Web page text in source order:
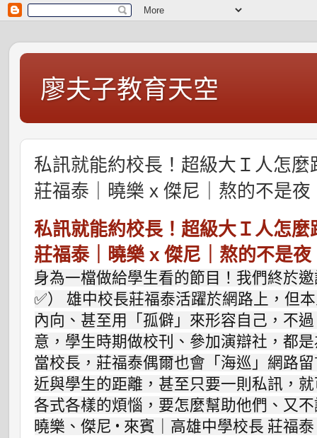
廖夫子教育天空
私訊就能約校長！超級大Ｉ人怎
莊福泰｜曉樂 x 傑尼｜熬的不是夜
私訊就能約校長！超級大Ｉ人怎
莊福泰｜曉樂 x 傑尼｜熬的不是
身為一檔做給學生看的節目！我們終於
✅） 雄中校長莊福泰活躍於網路上，但
內向、甚至用「孤僻」來形容自己，不
意，學生時期做校刊、參加演辯社，都
當校長，莊福泰偶爾也會「海巡」網路
近與學生的距離，甚至只要一則私訊，
各式各樣的煩惱，要怎麼幫助他們、又
曉樂、傑尼 • 來賓｜高雄中學校長 莊福泰